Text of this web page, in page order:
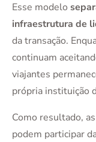
Esse modelo
infraestrutura de
da transação.
continuam
viajantes
própria instituição
Como resultado,
podem participar